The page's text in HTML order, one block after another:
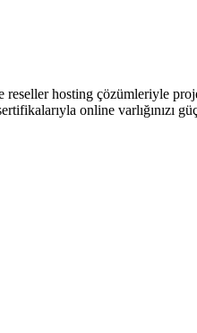
hosting çözümleriyle
online varlığınızı